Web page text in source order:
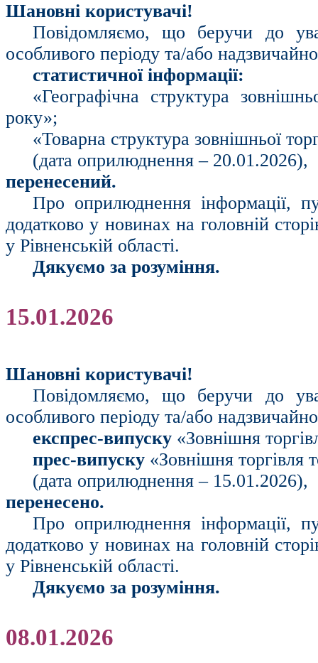
Шановні користувачі!
Повідомляємо, що беручи до
особливого періоду та/або
статистичної інформації:
«Географічна структура
року»;
«Товарна структура зовнішньої
(дата оприлюднення – 20.01.2026),
перенесений.
Про оприлюднення інформації,
додатково у новинах на головній
у Рівненській області.
Дякуємо за розуміння.
15.01.2026
Шановні користувачі!
Повідомляємо, що беручи до
особливого періоду та/або
експрес-випуску «Зовнішня
прес-випуску «Зовнішня торгівля
(дата оприлюднення – 15.01.2026),
перенесено.
Про оприлюднення інформації,
додатково у новинах на головній
у Рівненській області.
Дякуємо за розуміння.
08.01.2026